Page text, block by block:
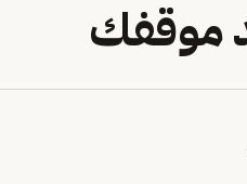
موقفك